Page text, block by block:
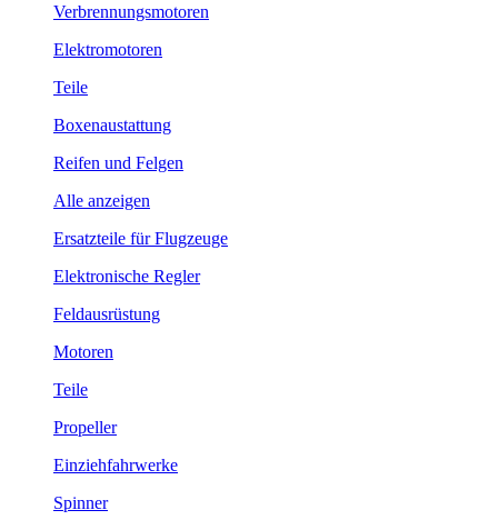
Verbrennungsmotoren
Elektromotoren
Teile
Boxenaustattung
Reifen und Felgen
Alle anzeigen
Ersatzteile für Flugzeuge
Elektronische Regler
Feldausrüstung
Motoren
Teile
Propeller
Einziehfahrwerke
Spinner